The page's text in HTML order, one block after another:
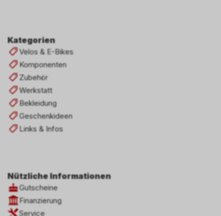
Kategorien
Velos & E-Bikes
Komponenten
Zubehör
Werkstatt
Bekleidung
Geschenkideen
Links & Infos
Nützliche Informationen
Gutscheine
Finanzierung
Service